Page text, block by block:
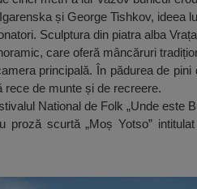
și George Tishkov, ideea
Sculptura din piatra alba
care oferă mâncăruri
principală. În pădurea de pini
de munte și de recreere.
National de Folk „Unde este
scurtă „Moș Yotso”